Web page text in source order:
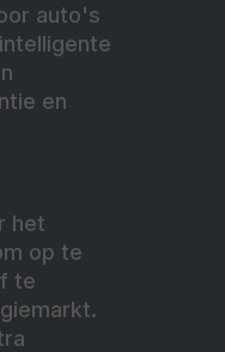
auto's
en
het
op te
te